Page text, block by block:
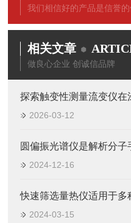
我们相信好的产品是信誉的
相关文章
做良心企业 创诚信品牌
探索触变性测量流变仪在
2026-03-12
圆偏振光谱仪是解析分
2024-12-16
快速筛选量热仪适用于
2024-03-15